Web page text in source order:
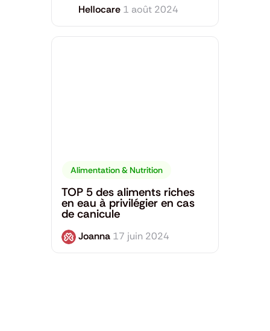
Hellocare 1 août 2024
Alimentation & Nutrition
TOP 5 des aliments riches
en eau à privilégier en cas
de canicule
Joanna 17 juin 2024